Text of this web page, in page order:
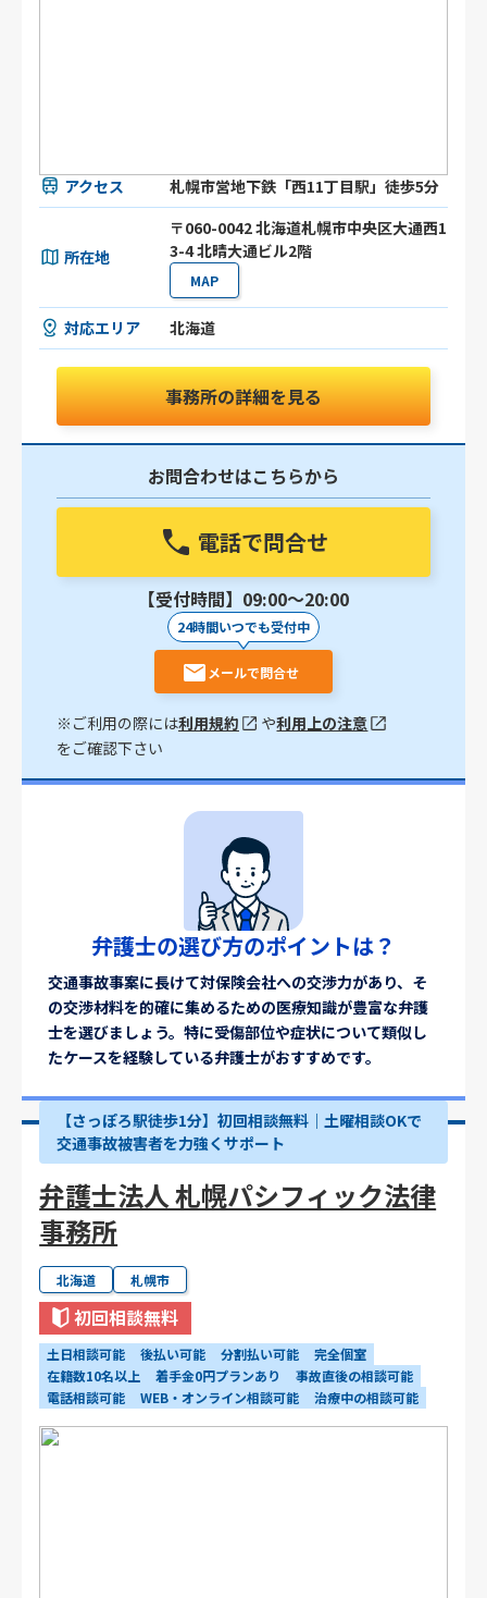
アクセス 札幌市営地下鉄「西11丁目駅」徒歩5分
所在地
〒060-0042 北海道札幌市中央区大通西1
3-4 北晴大通ビル2階
MAP
対応エリア 北海道
事務所の詳細を見る
お問合わせはこちらから
電話で問合せ
【受付時間】09:00〜20:00
24時間いつでも受付中
メールで問合せ
※ご利用の際には利用規約 や利用上の注意
をご確認下さい
弁護士の選び方のポイントは？
交通事故事案に長けて対保険会社への交渉力があり、そ
の交渉材料を的確に集めるための医療知識が豊富な弁護
士を選びましょう。特に受傷部位や症状について類似し
たケースを経験している弁護士がおすすめです。
【さっぽろ駅徒歩1分】初回相談無料｜土曜相談OKで
交通事故被害者を力強くサポート
弁護士法人 札幌パシフィック法律
事務所
北海道 札幌市
初回相談無料
土日相談可能 後払い可能 分割払い可能
完全個室
在籍数10名以上
着手金0円プランあり
事故直後の相談可能
電話相談可能
WEB・オンライン相談可能 治療中の相談可能